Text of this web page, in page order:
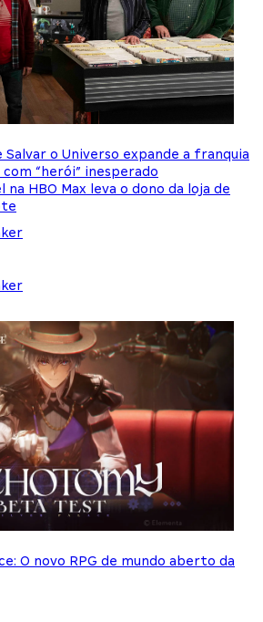
Salvar o Universo expande a franquia
“herói” inesperado
HBO Max leva o dono da loja de
O novo RPG de mundo aberto da